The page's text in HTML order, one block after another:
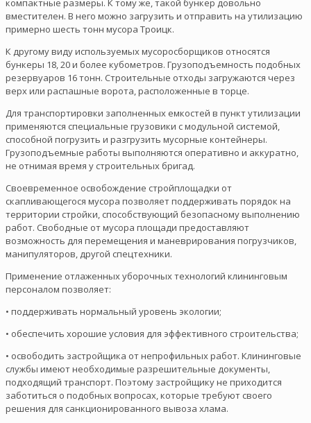
компактные размеры. К тому же, такой бункер довольно
вместителен. В него можно загрузить и отправить на утилизацию
примерно шесть тонн мусора Троицк.
К другому виду используемых мусоросборщиков относятся
бункеры 18, 20 и более кубометров. Грузоподъемность подобных
резервуаров 16 тонн. Строительные отходы загружаются через
верх или распашные ворота, расположенные в торце.
Для транспортировки заполненных емкостей в пункт утилизации
применяются специальные грузовики с модульной системой,
способной погрузить и разгрузить мусорные контейнеры.
Грузоподъемные работы выполняются оперативно и аккуратно,
не отнимая время у строительных бригад.
Своевременное освобождение стройплощадки от
скапливающегося мусора позволяет поддерживать порядок на
территории стройки, способствующий безопасному выполнению
работ. Свободные от мусора площади предоставляют
возможность для перемещения и маневрирования погрузчиков,
манипуляторов, другой спецтехники.
Применение отлаженных уборочных технологий клининговым
персоналом позволяет:
• поддерживать нормальный уровень экологии;
• обеспечить хорошие условия для эффективного строительства;
• освободить застройщика от непрофильных работ. Клининговые
службы имеют необходимые разрешительные документы,
подходящий транспорт. Поэтому застройщику не приходится
заботиться о подобных вопросах, которые требуют своего
решения для санкционированного вывоза хлама.